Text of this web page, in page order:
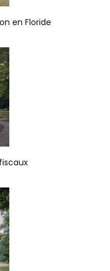
en Floride